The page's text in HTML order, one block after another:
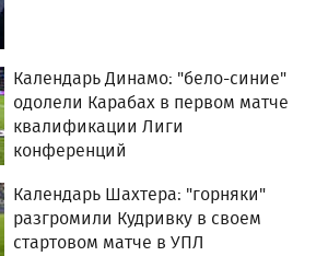
Календарь Динамо: "бело-синие"
одолели Карабах в первом матче
квалификации Лиги
конференций
Календарь Шахтера: "горняки"
разгромили Кудривку в своем
стартовом матче в УПЛ